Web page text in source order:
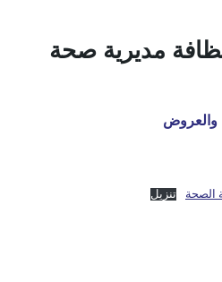
مديرية صحة
والعروض
الصحة تنزيل